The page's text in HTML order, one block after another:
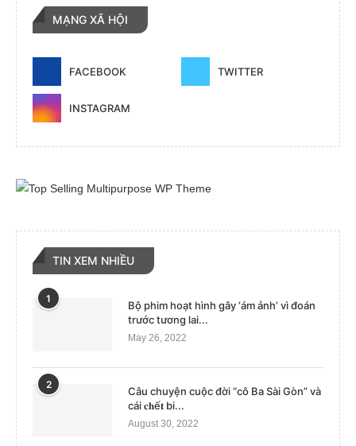
MẠNG XÃ HỘI
FACEBOOK TWITTER
INSTAGRAM
TIN XEM NHIỀU
1
Bộ phim hoạt hình gây ‘ám ảnh’ vì đoán
trước tương lai...
May 26, 2022
2
Câu chuyện cuộc đời “cô Ba Sài Gòn” và
cái 𝐜𝐡ế𝐭 bi...
August 30, 2022